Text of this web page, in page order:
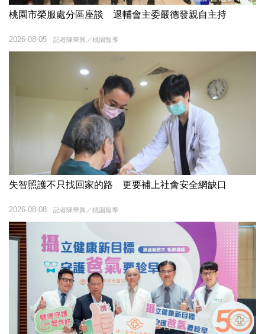
桃園市榮服處分區座談 退輔會主委嚴德發親自主持
記者陳華興／桃園報導
2026-08-05
失智照護不只找回家的路 更要補上社會安全網缺口
記者陳華興／桃園報導
2026-08-08